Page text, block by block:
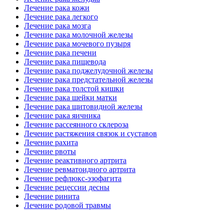
Лечение рака кожи
Лечение рака легкого
Лечение рака мозга
Лечение рака молочной железы
Лечение рака мочевого пузыря
Лечение рака печени
Лечение рака пищевода
Лечение рака поджелудочной железы
Лечение рака предстательной железы
Лечение рака толстой кишки
Лечение рака шейки матки
Лечение рака щитовидной железы
Лечение рака яичника
Лечение рассеянного склероза
Лечение растяжения связок и суставов
Лечение рахита
Лечение рвоты
Лечение реактивного артрита
Лечение ревматоидного артрита
Лечение рефлюкс-эзофагита
Лечение рецессии десны
Лечение ринита
Лечение родовой травмы